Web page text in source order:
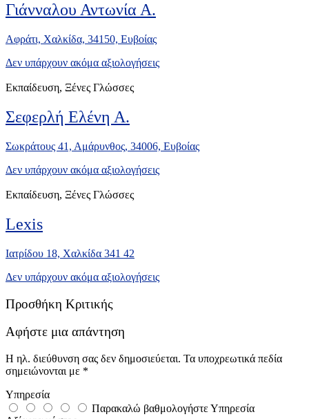
Γιάνναλου Αντωνία Α.
Αφράτι, Χαλκίδα, 34150, Ευβοίας
Δεν υπάρχουν ακόμα αξιολογήσεις
Εκπαίδευση, Ξένες Γλώσσες
Σεφερλή Ελένη Α.
Σωκράτους 41, Αμάρυνθος, 34006, Ευβοίας
Δεν υπάρχουν ακόμα αξιολογήσεις
Εκπαίδευση, Ξένες Γλώσσες
Lexis
Ιατρίδου 18, Χαλκίδα 341 42
Δεν υπάρχουν ακόμα αξιολογήσεις
Προσθήκη Κριτικής
Αφήστε μια απάντηση
Η ηλ. διεύθυνση σας δεν δημοσιεύεται. Τα υποχρεωτικά πεδία
σημειώνονται με *
Υπηρεσία
Παρακαλώ βαθμολογήστε Υπηρεσία